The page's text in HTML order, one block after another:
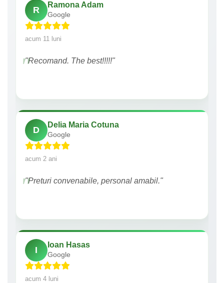
R
Ramona Adam
Google
acum 11 luni
"Recomand. The best!!!!!"
D
Delia Maria Cotuna
Google
acum 2 ani
"Preturi convenabile, personal amabil."
I
Ioan Hasas
Google
acum 4 luni